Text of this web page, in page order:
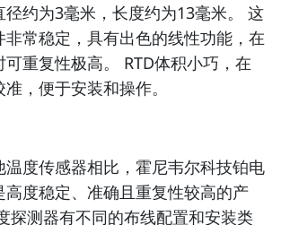
径约为3毫米，长度约为13毫米。 这
常稳定，具有出色的线性功能，在
重复性极高。 RTD体积小巧，在
，便于安装和操作。
温度传感器相比，霍尼韦尔科技铂电
高度稳定、准确且重复性较高的产
探测器有不同的布线配置和安装类